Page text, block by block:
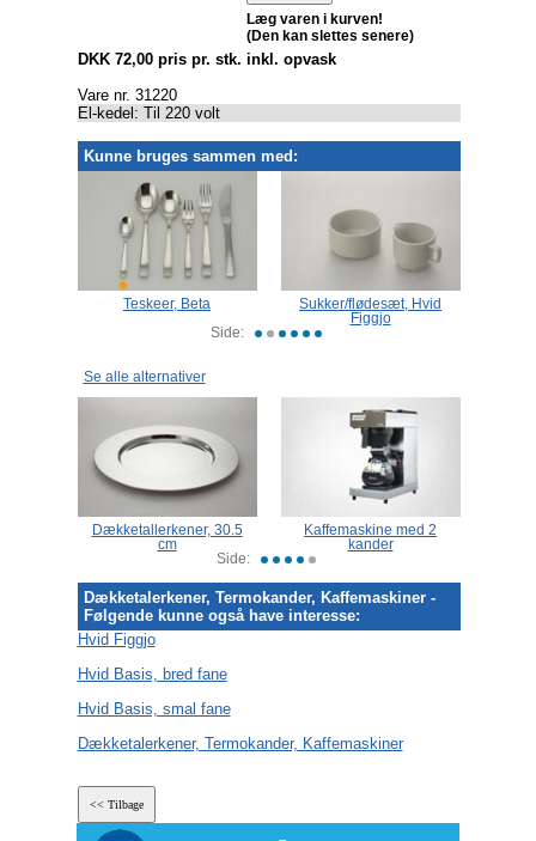
Læg varen i kurven!
(Den kan slettes senere)
DKK 72,00 pris pr. stk. inkl. opvask
Vare nr. 31220
El-kedel: Til 220 volt
Kunne bruges sammen med:
Se alle alternativer
Dækketalerkener, Termokander, Kaffemaskiner -
Følgende kunne også have interesse:
Hvid Figgjo
Hvid Basis, bred fane
Hvid Basis, smal fane
Dækketalerkener, Termokander, Kaffemaskiner
Teskeer, Beta
Sukker/flødesæt, Hvid
Figgjo
Side:
Dækketallerkener, 30.5
cm
Kaffemaskine med 2
kander
Side: